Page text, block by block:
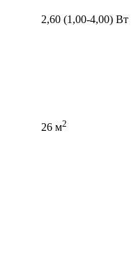
2,60 (1,00-4,00) Вт
26 м2